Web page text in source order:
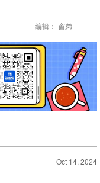
编辑： 窗弟
Oct 14, 2024